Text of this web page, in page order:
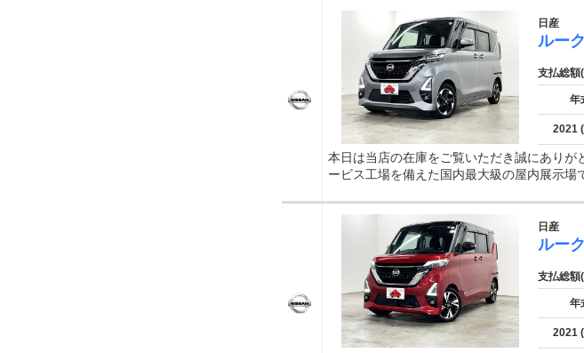
日産
ルー
支払総額
年
2021
本日は当店の在庫をご覧いただき誠にあり
ービス工場を備えた国内最大級の屋内展示場
日産
ルー
支払総額
年
2021